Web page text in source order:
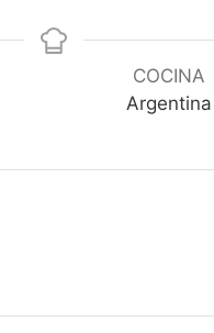
COCINA
Argentina